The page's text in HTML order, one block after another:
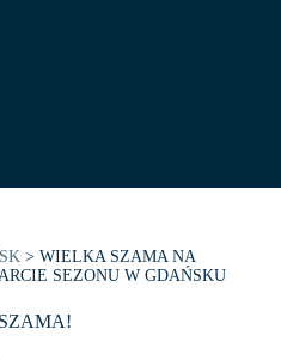
> WIELKA SZAMA NA
SEZONU W GDAŃSKU